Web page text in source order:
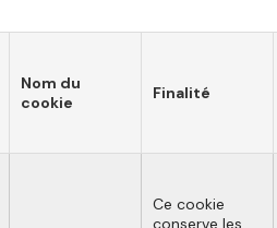
Nom du
cookie
Finalité
Ce cookie
conserve les